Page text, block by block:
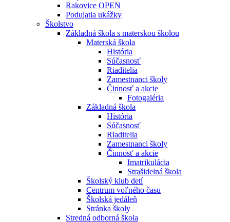
Rakovice OPEN
Podujatia ukážky
Školstvo
Základná škola s materskou školou
Materská škola
História
Súčasnosť
Riaditelia
Zamestnanci školy
Činnosť a akcie
Fotogaléria
Základná škola
História
Súčasnosť
Riaditelia
Zamestnanci školy
Činnosť a akcie
Imatrikulácia
Strašidelná škola
Školský klub detí
Centrum voľného času
Školská jedáleň
Stránka školy
Stredná odborná škola